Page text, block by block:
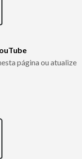
página ou atualize